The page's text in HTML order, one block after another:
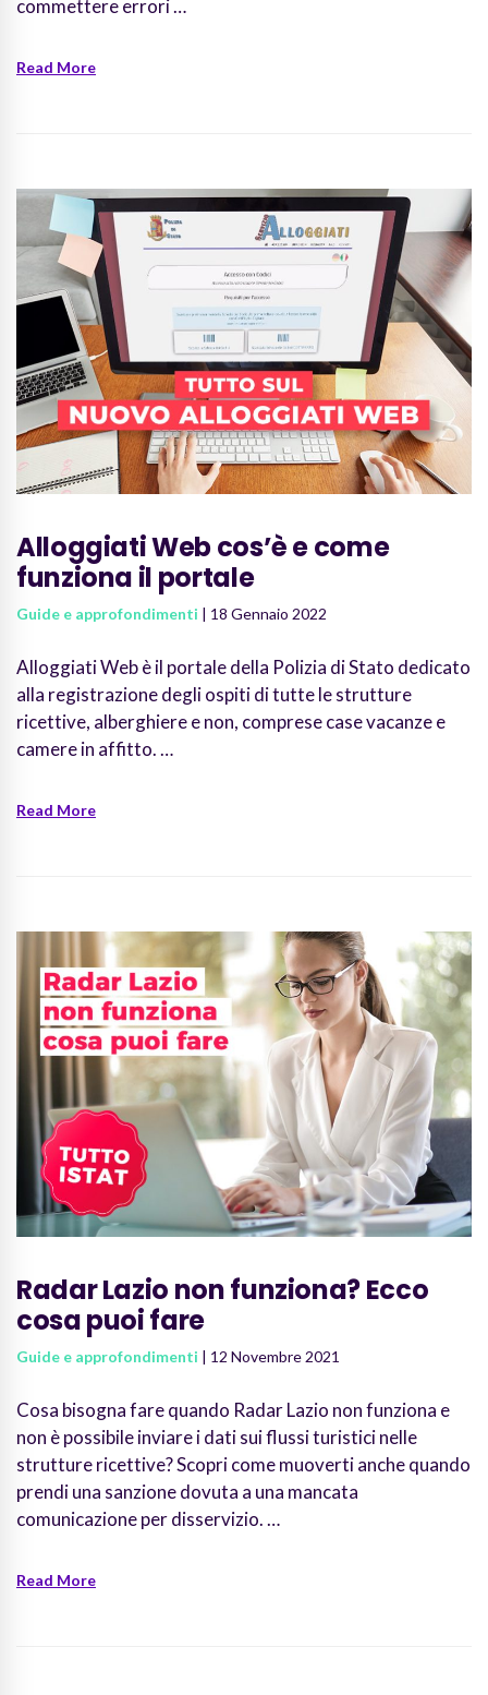
commettere errori …
Read More
Alloggiati Web cos’è e come
funziona il portale
Guide e approfondimenti | 18 Gennaio 2022
Alloggiati Web è il portale della Polizia di Stato dedicato
alla registrazione degli ospiti di tutte le strutture
ricettive, alberghiere e non, comprese case vacanze e
camere in affitto. …
Read More
Radar Lazio non funziona? Ecco
cosa puoi fare
Guide e approfondimenti | 12 Novembre 2021
Cosa bisogna fare quando Radar Lazio non funziona e
non è possibile inviare i dati sui flussi turistici nelle
strutture ricettive? Scopri come muoverti anche quando
prendi una sanzione dovuta a una mancata
comunicazione per disservizio. …
Read More